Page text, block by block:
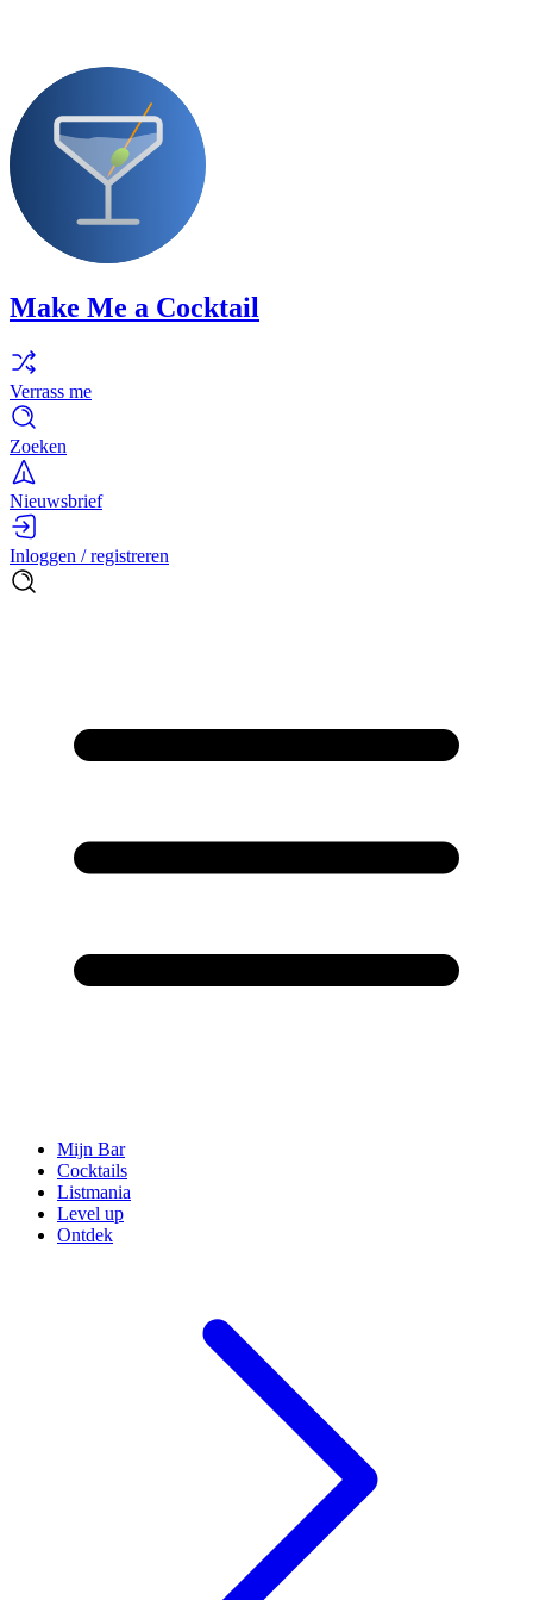
Make Me a Cocktail
Verrass me
Zoeken
Nieuwsbrief
Inloggen / registreren
Mijn Bar
Cocktails
Listmania
Level up
Ontdek